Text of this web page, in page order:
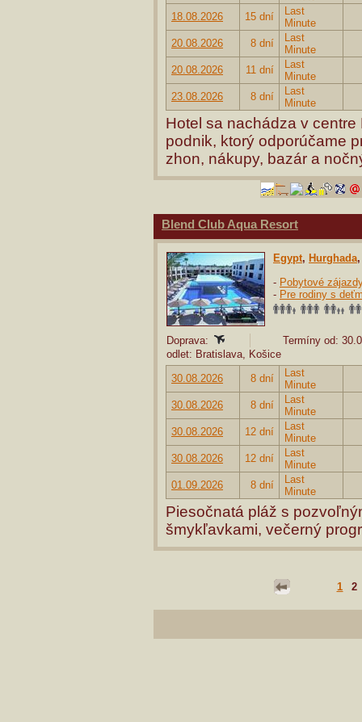
18.08.2026
15 dní
Last
Minute
20.08.2026
8 dní
Last
Minute
20.08.2026
11 dní
Last
Minute
23.08.2026
8 dní
Last
Minute
Hotel sa nachádza v
podnik, ktorý odporúčame
zhon, nákupy, bazár a
Blend Club Aqua Resort
Egypt, Hurghada
- Pobytové
- Pre rodiny s
Doprava:
Termíny od:
odlet: Bratislava, Košice
30.08.2026
8 dní
Last
Minute
30.08.2026
8 dní
Last
Minute
30.08.2026
12 dní
Last
Minute
30.08.2026
12 dní
Last
Minute
01.09.2026
8 dní
Last
Minute
Piesočnatá pláž s
šmykľavkami, večerný
1 2